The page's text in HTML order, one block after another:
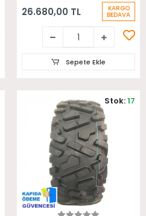
26.680,00 TL KARGO
BEDAVA
Sepete Ekle
Stok:17